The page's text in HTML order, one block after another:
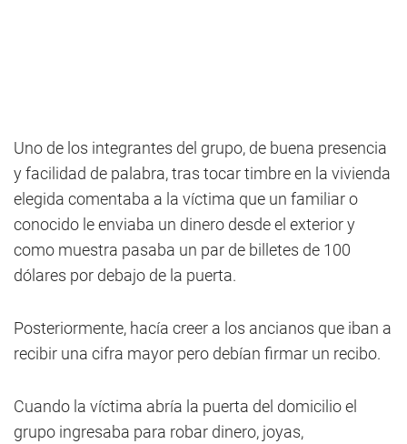
Uno de los integrantes del grupo, de buena presencia
y facilidad de palabra, tras tocar timbre en la vivienda
elegida comentaba a la víctima que un familiar o
conocido le enviaba un dinero desde el exterior y
como muestra pasaba un par de billetes de 100
dólares por debajo de la puerta.
Posteriormente, hacía creer a los ancianos que iban a
recibir una cifra mayor pero debían firmar un recibo.
Cuando la víctima abría la puerta del domicilio el
grupo ingresaba para robar dinero, joyas,